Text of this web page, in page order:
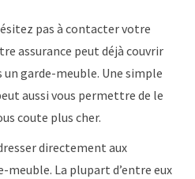
pas à contacter votre
assurance peut déjà couvrir
un garde-meuble. Une simple
aussi vous permettre de le
coute plus cher.
directement aux
meuble. La plupart d’entre eux